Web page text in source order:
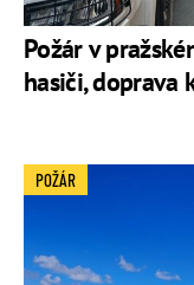
Požár v
hasiči, doprava
POŽÁR